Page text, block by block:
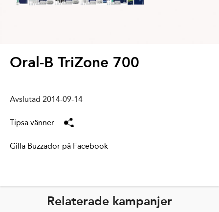
Oral-B TriZone 700
Avslutad 2014-09-14
Tipsa vänner
Gilla Buzzador på Facebook
Relaterade kampanjer